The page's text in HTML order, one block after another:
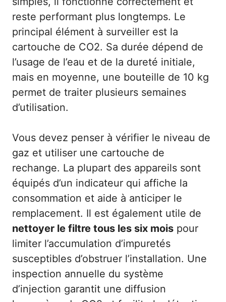
reste performant plus longtemps. Le
principal élément à surveiller est la
cartouche de CO2. Sa durée dépend de
l’usage de l’eau et de la dureté initiale,
mais en moyenne, une bouteille de 10 kg
permet de traiter plusieurs semaines
d’utilisation.
Vous devez penser à vérifier le niveau de
gaz et utiliser une cartouche de
rechange. La plupart des appareils sont
équipés d’un indicateur qui affiche la
consommation et aide à anticiper le
remplacement. Il est également utile de
nettoyer le filtre tous les six mois pour
limiter l’accumulation d’impuretés
susceptibles d’obstruer l’installation. Une
inspection annuelle du système
d’injection garantit une diffusion